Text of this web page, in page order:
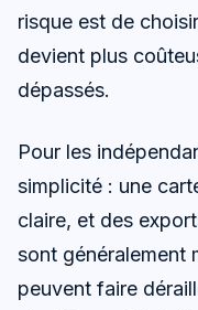
risque est de
devient plus
dépassés.
Pour les
simplicité : une
claire, et des
sont généralement
peuvent faire